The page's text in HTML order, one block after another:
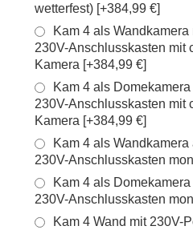
wetterfest) [+384,99 €]
Kam 4 als
230V-Anschlusskasten mit
Kamera [+384,99 €]
Kam 4 als
230V-Anschlusskasten mit
Kamera [+384,99 €]
Kam 4 als
230V-Anschlusskasten
Kam 4 als
230V-Anschlusskasten
Kam 4 Wand mit 230V-